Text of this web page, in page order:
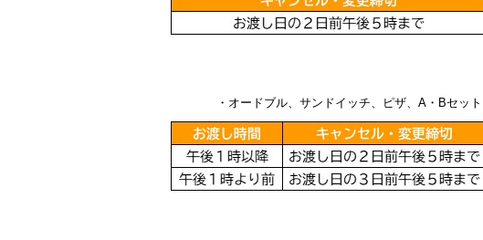
・オードブル、サンドイッチ、ピザ、A・Bセット